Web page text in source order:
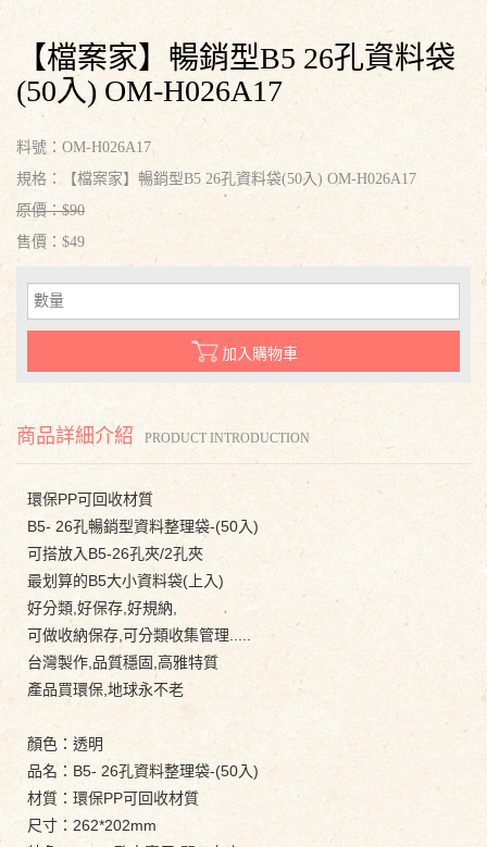
【檔案家】暢銷型B5 26孔資料袋
(50入) OM-H026A17
料號：OM-H026A17
規格：【檔案家】暢銷型B5 26孔資料袋(50入) OM-H026A17
原價：$90
售價：$49
加入購物車
商品詳細介紹 PRODUCT INTRODUCTION
環保PP可回收材質
B5- 26孔暢銷型資料整理袋-(50入)
可搭放入B5-26孔夾/2孔夾
最划算的B5大小資料袋(上入)
好分類,好保存,好規納,
可做收納保存,可分類收集管理.....
台灣製作,品質穩固,高雅特質
產品買環保,地球永不老
顏色：透明
品名：B5- 26孔資料整理袋-(50入)
材質：環保PP可回收材質
尺寸：262*202mm